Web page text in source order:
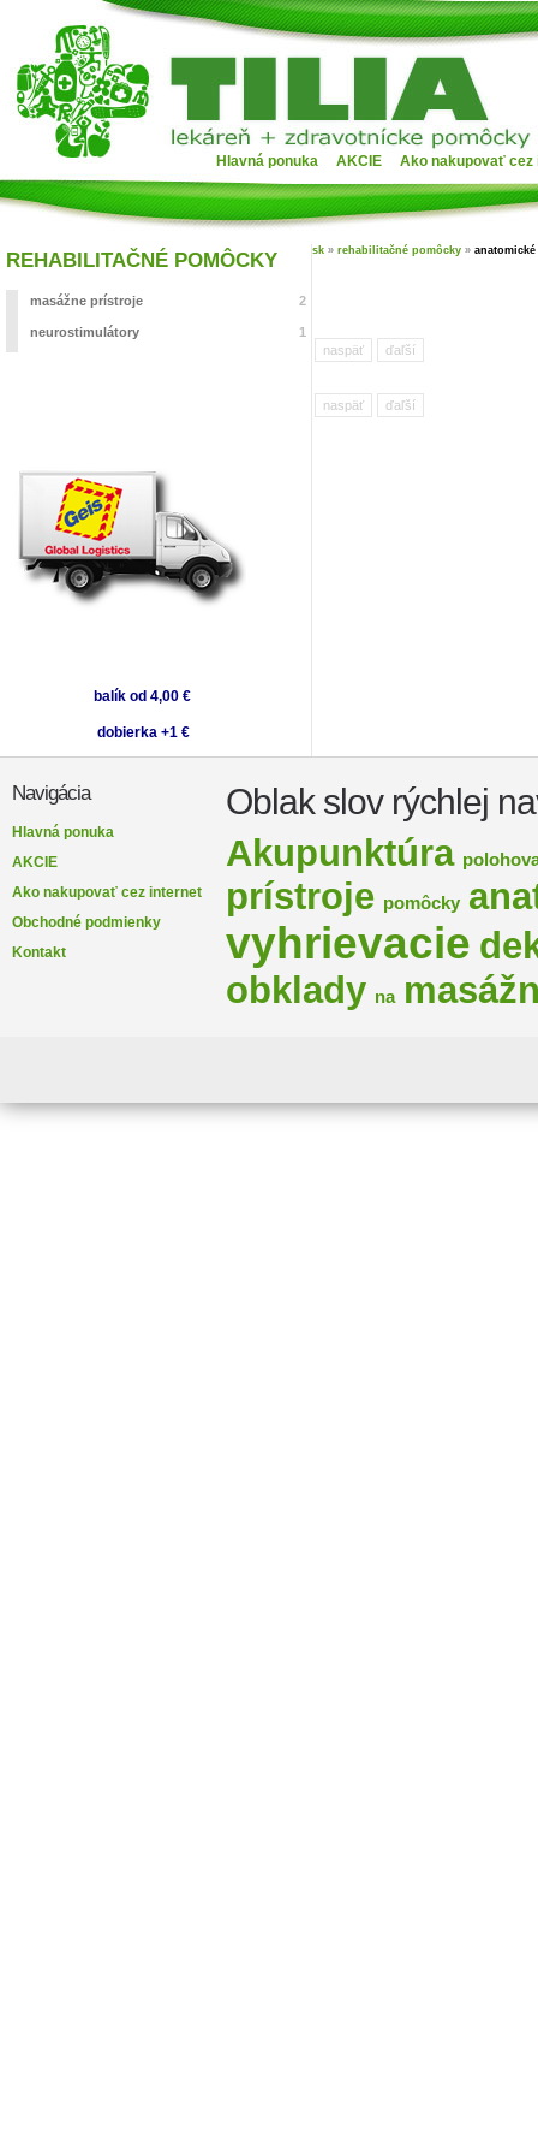
Hlavná ponuka AKCIE Ako nakupovať cez
sk » rehabilitačné pomôcky »
naspäť ďaľší
naspäť ďaľší
REHABILITAČNÉ POMÔCKY
masážne prístroje 2
neurostimulátory 1
balík od 4,00 €
dobierka +1 €
Navigácia
Hlavná ponuka
AKCIE
Ako nakupovať cez internet
Obchodné podmienky
Kontakt
Oblak slov rýchlej
Akupunktúra
prístroje pomôcky
vyhrievacie
obklady na